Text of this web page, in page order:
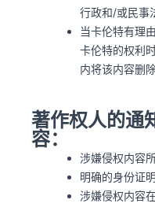
行政和/或民事
当卡伦特有理
卡伦特的权利
内将该内容删
著作权人的通
容：
涉嫌侵权内容
明确的身份证
涉嫌侵权内容